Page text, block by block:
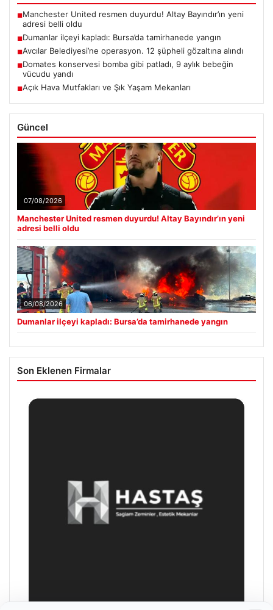
■Manchester United resmen duyurdu! Altay Bayındır’ın yeni
adresi belli oldu
■Dumanlar ilçeyi kapladı: Bursa’da tamirhanede yangın
■Avcılar Belediyesi’ne operasyon. 12 şüpheli gözaltına alındı
■Domates konservesi bomba gibi patladı, 9 aylık bebeğin
vücudu yandı
■Açık Hava Mutfakları ve Şık Yaşam Mekanları
Güncel
07/08/2026
Manchester United resmen duyurdu! Altay Bayındır’ın yeni
adresi belli oldu
06/08/2026
Dumanlar ilçeyi kapladı: Bursa’da tamirhanede yangın
Son Eklenen Firmalar